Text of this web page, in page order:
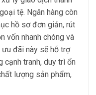
tệ. Ngân hàng còn
hồ sơ đơn giản, rút
vốn nhanh chóng và
ưu đãi này sẽ hỗ trợ
cạnh tranh, duy trì ổn
lượng sản phẩm,